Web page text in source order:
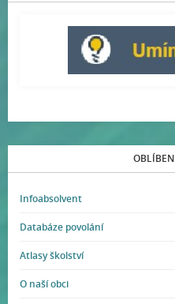
Infoabsolvent
Databáze povolání
Atlasy školství
O naší obci